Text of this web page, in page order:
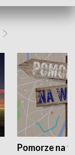
Pomorze na